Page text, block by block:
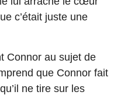
c’était juste une
Connor au sujet de
que Connor fait
ne tire sur les